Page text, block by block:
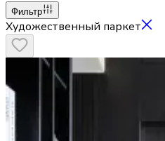
Фильтр
Художественный паркет